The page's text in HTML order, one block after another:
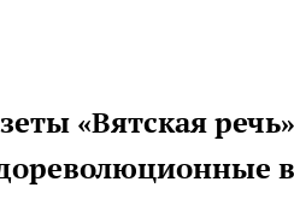
«Вятская